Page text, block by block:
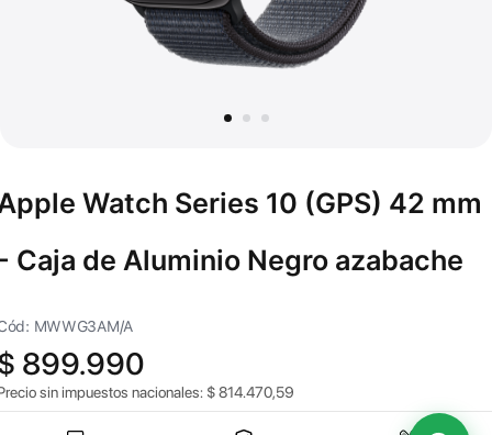
Watch Series 10 (GPS) 42 mm
Caja de Aluminio Negro azabache
MWWG3AM/A
899.990
sin impuestos nacionales: $814.470,59